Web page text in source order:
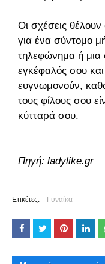
Οι σχέσεις
για ένα σύντομο
τηλεφώνημα ή
εγκέφαλός σου
ευγνωμονούν,
τους φίλους σου
κύτταρά σου.
Πηγή: ladylike.gr
Ετικέτες: Γυναίκα